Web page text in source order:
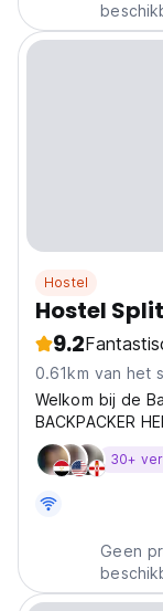
Hostel
Hostel
9.2
0.61km van het
Welkom bij de
BACKPACKER
lopen van de BE
30+
Geen